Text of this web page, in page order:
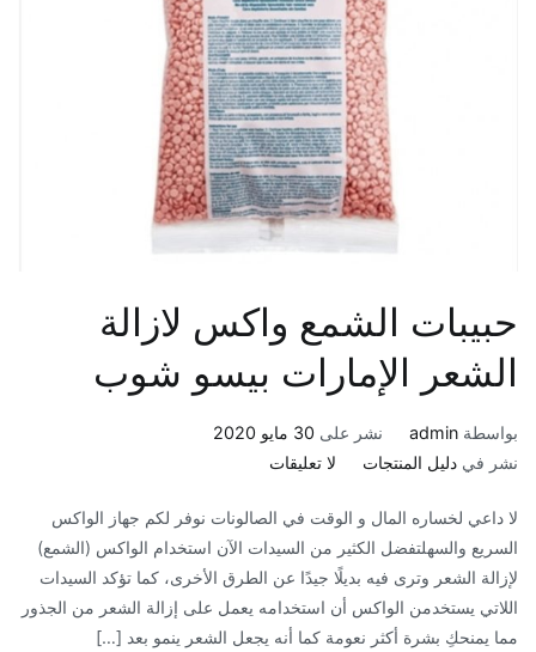
حبيبات الشمع واكس لازالة
الشعر الإمارات بيسو شوب
بواسطة admin نشر على 30 مايو 2020
نشر في دليل المنتجات لا تعليقاتعلى
الشمع
واكس
لازالة
الشعر
الإمارات
لا داعي لخساره المال و الوقت في الصالونات نوفر لكم جهاز الواكس
السريع والسهلتفضل الكثير من السيدات الآن استخدام الواكس (الشمع)
لإزالة الشعر وترى فيه بديلًا جيدًا عن الطرق الأخرى، كما تؤكد السيدات
اللاتي يستخدمن الواكس أن استخدامه يعمل على إزالة الشعر من الجذور
مما يمنحكِ بشرة أكثر نعومة كما أنه يجعل الشعر ينمو بعد […]